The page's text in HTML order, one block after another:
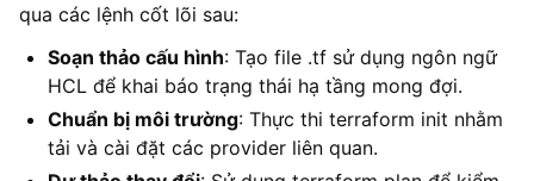
qua các lệnh cốt lõi sau:
Soạn thảo cấu hình: Tạo file .tf sử dụng ngôn ngữ
HCL để khai báo trạng thái hạ tầng mong đợi.
Chuẩn bị môi trường: Thực thi terraform init nhằm
tải và cài đặt các provider liên quan.